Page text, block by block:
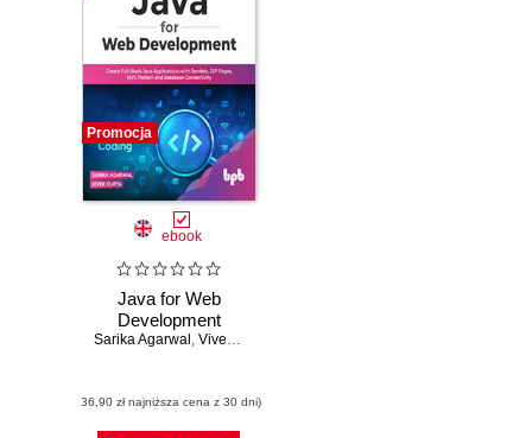
Promocja
ebook
Java for Web
Development
Sarika Agarwal , Vivek Gupta
(36,90 zł najniższa cena z 30 dni)